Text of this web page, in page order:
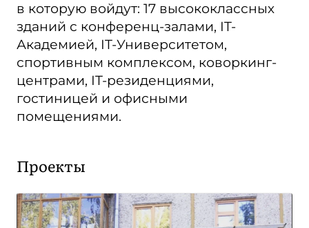
в которую войдут: 17 высококлассных
зданий с конференц-залами, IT-
Академией, IT-Университетом,
спортивным комплексом, коворкинг-
центрами, IT-резиденциями,
гостиницей и офисными
помещениями.
Проекты